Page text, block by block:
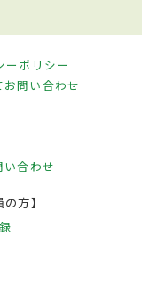
ーポリシー
お問い合わせ
い合わせ
方】